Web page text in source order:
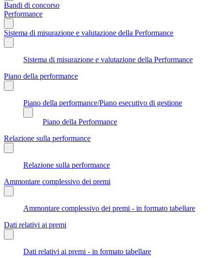
Bandi di concorso
Performance
Sistema di misurazione e valutazione della Performance
Sistema di misurazione e valutazione della Performance
Piano della performance
Piano della performance/Piano esecutivo di gestione
Piano della Performance
Relazione sulla performance
Relazione sulla performance
Ammontare complessivo dei premi
Ammontare complessivo dei premi - in formato tabellare
Dati relativi ai premi
Dati relativi ai premi - in formato tabellare